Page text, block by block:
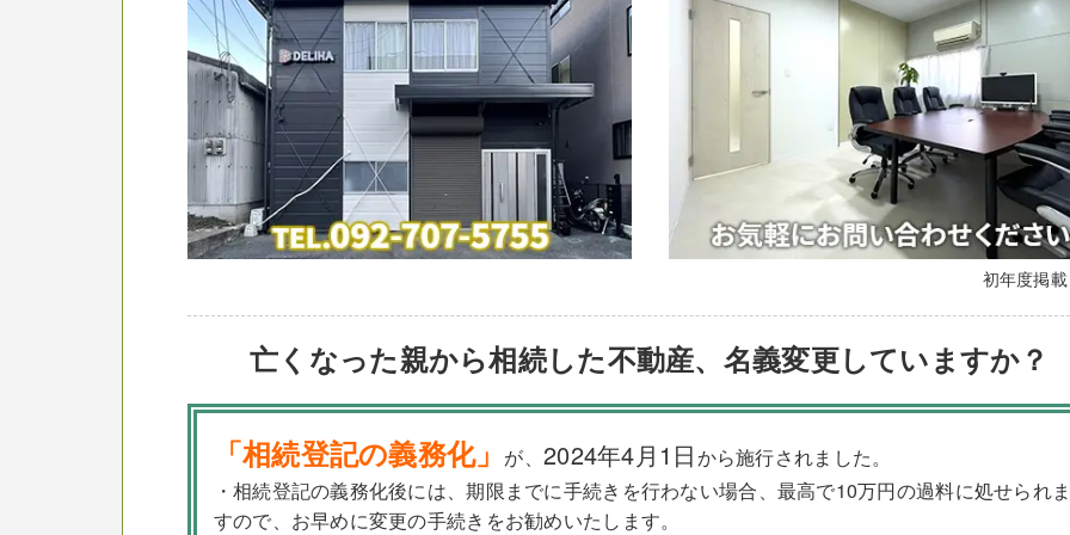
初年度掲
亡くなった親から相続した不動産、名義変更していますか？
「相続登記の義務化」 が、2024年4月1日から施行されました。
・相続登記の義務化後には、期限までに手続きを行わない場合、最高で10万円の過料に処せられ
すので、お早めに変更の手続きをお勧めいたします。